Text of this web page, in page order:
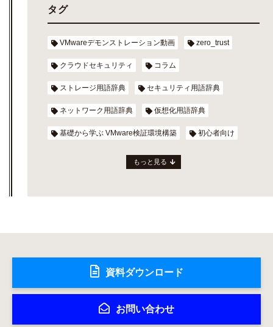
タグ
VMwareデモンストレーション動画 zero_trust
クラウドセキュリティ コラム
ストレージ用語辞典 セキュリティ用語辞典
ネットワーク用語辞典 仮想化用語辞典
基礎から学ぶ VMware検証環境構築 初心者向け
もっと見る
資料ダウンロード
お問い合わせ